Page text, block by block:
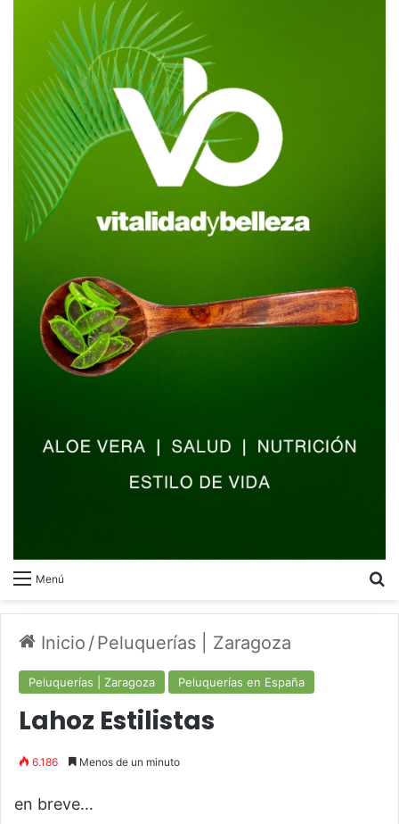
Menú
Inicio /Peluquerías | Zaragoza
Peluquerías | Zaragoza Peluquerías en España
Lahoz Estilistas
6.186 Menos de un minuto
en breve…